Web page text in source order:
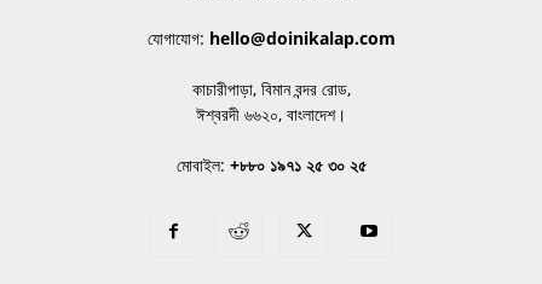
যোগাযোগ: hello@doinikalap.com
কাচারীপাড়া, বিমান বন্দর রোড,
ঈশ্বরদী ৬৬২০, বাংলাদেশ।
মোবাইল: +৮৮০ ১৯৭১ ২৫ ৩০ ২৫